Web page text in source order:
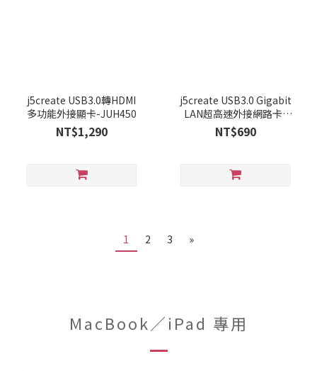
j5create USB3.0轉HDMI
多功能外接顯卡-JUH450
NT$1,290
j5create USB3.0 Gigabit
LAN超高速外接網路卡-
JUE130
NT$690
1 2 3 »
MacBook／iPad 專用